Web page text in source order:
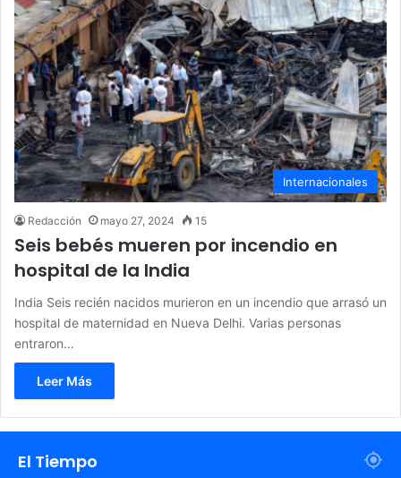
Internacionales
Redacción mayo 27, 2024 15
Seis bebés mueren por incendio en
hospital de la India
India Seis recién nacidos murieron en un incendio que arrasó un
hospital de maternidad en Nueva Delhi. Varias personas
entraron…
Leer Más
El Tiempo